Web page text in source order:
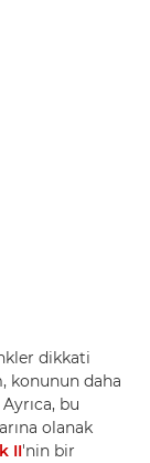
dikkati
konunun daha
bu
olanak
II'nin bir